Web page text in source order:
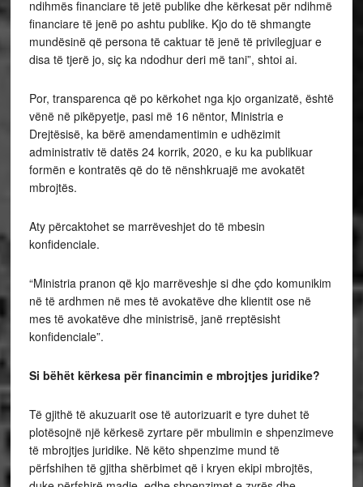
ndihmës financiare të jetë publike dhe kërkesat për ndihmë
financiare të jenë po ashtu publike. Kjo do të shmangte
mundësinë që persona të caktuar të jenë të privilegjuar e
disa të tjerë jo, siç ka ndodhur deri më tani”, shtoi ai.
Por, transparenca që po kërkohet nga kjo organizatë, është
vënë në pikëpyetje, pasi më 16 nëntor, Ministria e
Drejtësisë, ka bërë amendamentimin e udhëzimit
administrativ të datës 24 korrik, 2020, e ku ka publikuar
formën e kontratës që do të nënshkruajë me avokatët
mbrojtës.
Aty përcaktohet se marrëveshjet do të mbesin
konfidenciale.
“Ministria pranon që kjo marrëveshje si dhe çdo komunikim
në të ardhmen në mes të avokatëve dhe klientit ose në
mes të avokatëve dhe ministrisë, janë rreptësisht
konfidenciale”.
Si bëhët kërkesa për financimin e mbrojtjes juridike?
Të gjithë të akuzuarit ose të autorizuarit e tyre duhet të
plotësojnë një kërkesë zyrtare për mbulimin e shpenzimeve
të mbrojtjes juridike. Në këto shpenzime mund të
përfshihen të gjitha shërbimet që i kryen ekipi mbrojtës,